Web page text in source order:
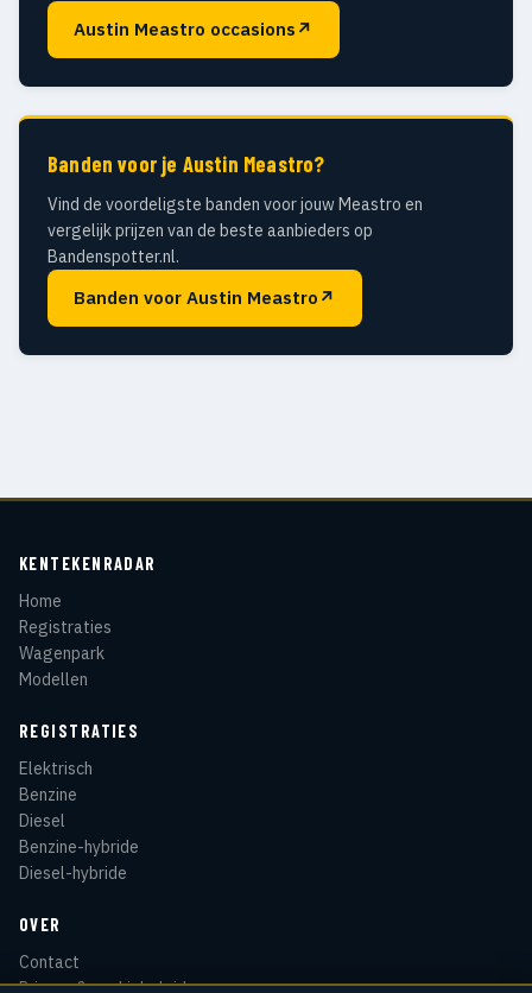
Austin Meastro occasions ↗
Banden voor je Austin Meastro?
Vind de voordeligste banden voor jouw Meastro en
vergelijk prijzen van de beste aanbieders op
Bandenspotter.nl.
Banden voor Austin Meastro ↗
KENTEKENRADAR
Home
Registraties
Wagenpark
Modellen
REGISTRATIES
Elektrisch
Benzine
Diesel
Benzine-hybride
Diesel-hybride
OVER
Contact
Privacy & cookiebeleid